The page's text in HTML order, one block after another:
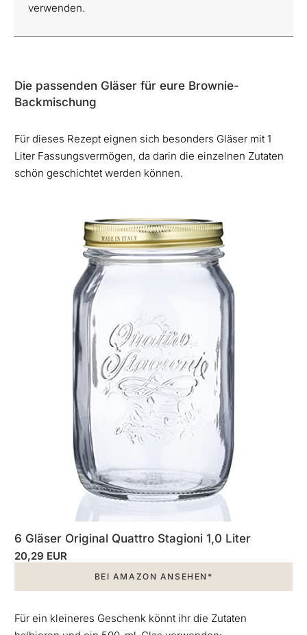
verwenden.
Die passenden Gläser für eure Brownie-
Backmischung
Für dieses Rezept eignen sich besonders Gläser mit 1
Liter Fassungsvermögen, da darin die einzelnen Zutaten
schön geschichtet werden können.
6 Gläser Original Quattro Stagioni 1,0 Liter
20,29 EUR
BEI AMAZON ANSEHEN*
Für ein kleineres Geschenk könnt ihr die Zutaten